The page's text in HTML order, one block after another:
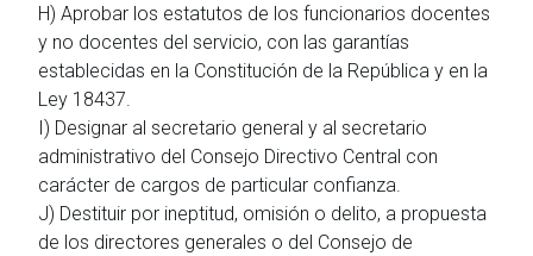
H) Aprobar los estatutos de los funcionarios docentes
y no docentes del servicio, con las garantías
establecidas en la Constitución de la República y en la
Ley 18437.
I) Designar al secretario general y al secretario
administrativo del Consejo Directivo Central con
carácter de cargos de particular confianza.
J) Destituir por ineptitud, omisión o delito, a propuesta
de los directores generales o del Consejo de